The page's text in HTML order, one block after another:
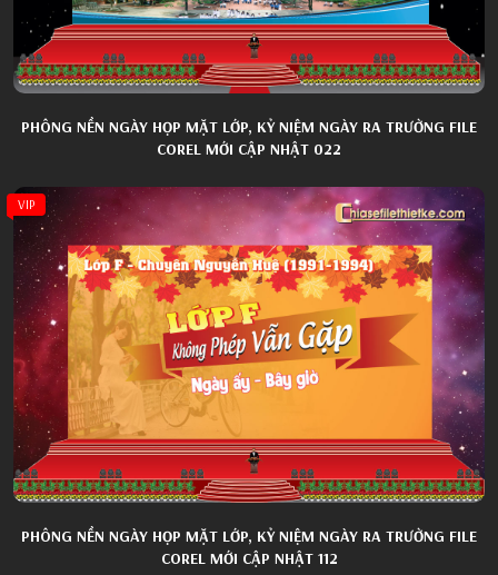
PHÔNG NỀN NGÀY HỌP MẶT LỚP, KỶ NIỆM NGÀY RA TRƯỜNG FILE
COREL MỚI CẬP NHẬT 022
VIP
PHÔNG NỀN NGÀY HỌP MẶT LỚP, KỶ NIỆM NGÀY RA TRƯỜNG FILE
COREL MỚI CẬP NHẬT 112